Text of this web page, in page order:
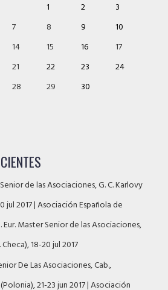
1
2
3
7 8 9
10
14 15 16
17
21 22 23
24
28 29 30
de las Asociaciones, G. C. Karlovy
jul 2017 | Asociación Española de
Eur. Master Senior de las Asociaciones,
18-20 jul 2017
De Las Asociaciones, Cab.,
21-23 jun 2017 | Asociación